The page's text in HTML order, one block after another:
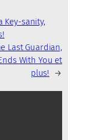
Key-sanity,
Last Guardian,
With You et
plus!
→